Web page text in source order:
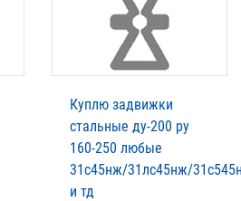
Куплю задвижки
стальные ду-200 ру
160-250 любые
31с45нж/31лс45нж/
и тд